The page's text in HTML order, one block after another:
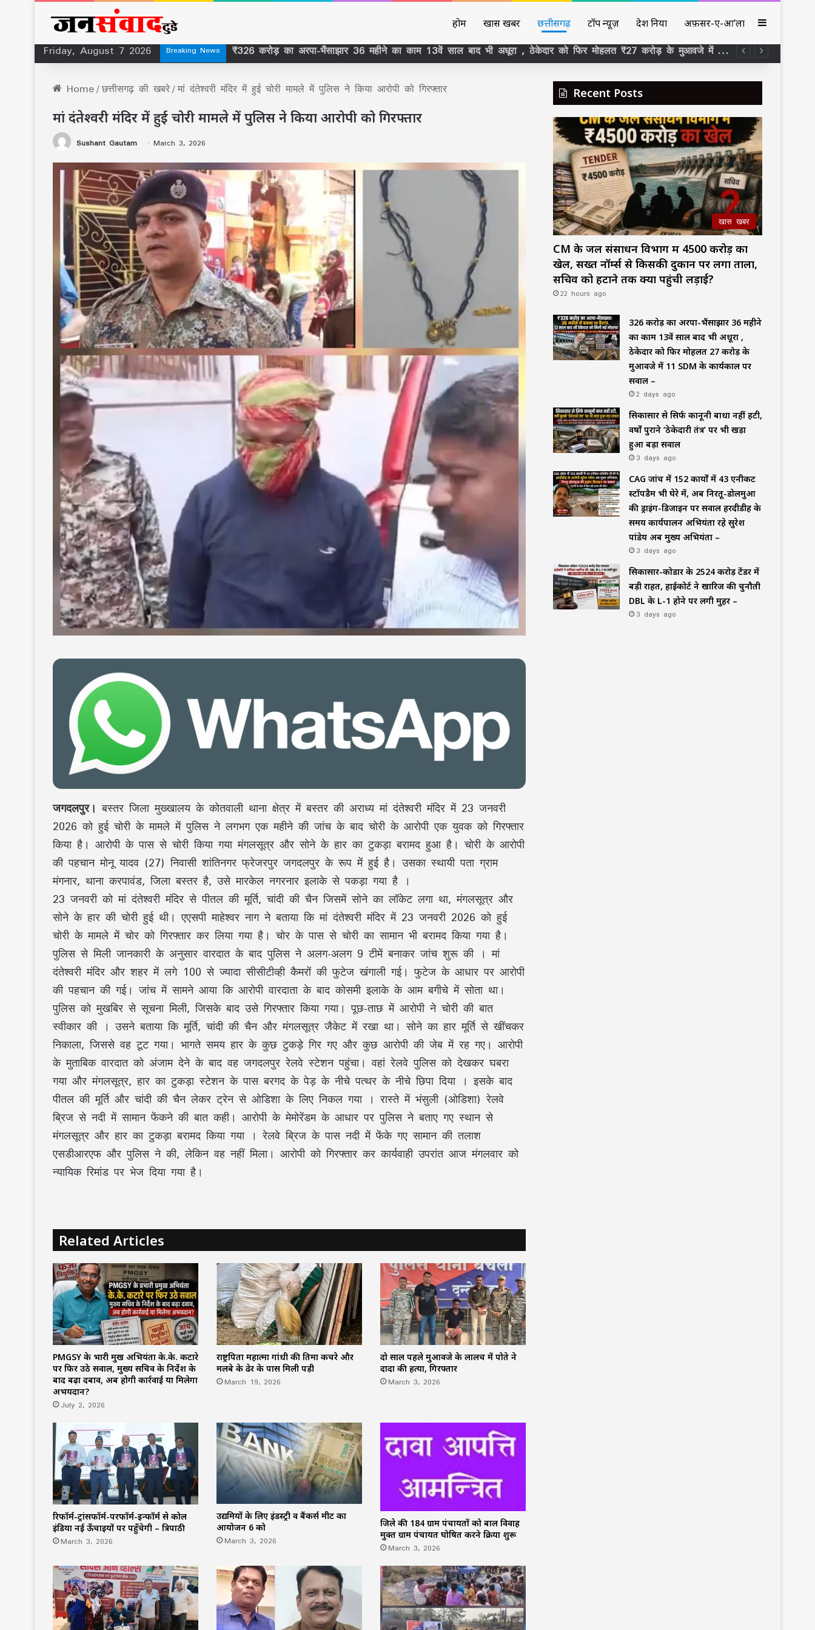
होम खास खबर छत्तीसगढ़ टॉप न्यूज़ देश दुनिया अफ़सर-ए-आ’ला
Sidebar
Friday, August 7 2026
Breaking News
₹326 करोड़ का अरपा-भैंसाझार 36 महीने का काम 13वें साल बाद भी अधूरा , ठेकेदार को फिर मोहलत ₹27 करोड़ के मुआवजे में 11 SDM के कार्यकाल पर सवाल –
Home/छत्तीसगढ़ की खबरे/मां दंतेश्वरी मंदिर में हुई चोरी मामले में पुलिस ने किया आरोपी को गिरफ्तार
मां दंतेश्वरी मंदिर में हुई चोरी मामले में पुलिस ने किया आरोपी को गिरफ्तार
Sushant Gautam March 3, 2026
जगदलपुर। बस्तर जिला मुख्खालय के कोतवाली थाना क्षेत्र में बस्तर की अराध्य मां दंतेश्वरी मंदिर में 23 जनवरी
2026 को हुई चोरी के मामले में पुलिस ने लगभग एक महीने की जांच के बाद चोरी के आरोपी एक युवक को गिरफ्तार
किया है। आरोपी के पास से चोरी किया गया मंगलसूत्र और सोने के हार का टुकड़ा बरामद हुआ है। चोरी के आरोपी
की पहचान मोनू यादव (27) निवासी शांतिनगर फ्रेजरपुर जगदलपुर के रूप में हुई है। उसका स्थायी पता ग्राम
मंगनार, थाना करपावंड, जिला बस्तर है, उसे मारकेल नगरनार इलाके से पकड़ा गया है ।
23 जनवरी को मां दंतेश्वरी मंदिर से पीतल की मूर्ति, चांदी की चैन जिसमें सोने का लॉकेट लगा था, मंगलसूत्र और
सोने के हार की चोरी हुई थी। एएसपी माहेश्वर नाग ने बताया कि मां दंतेश्वरी मंदिर में 23 जनवरी 2026 को हुई
चोरी के मामले में चोर को गिरफ्तार कर लिया गया है। चोर के पास से चोरी का सामान भी बरामद किया गया है।
पुलिस से मिली जानकारी के अनुसार वारदात के बाद पुलिस ने अलग-अलग 9 टीमें बनाकर जांच शुरू की । मां
दंतेश्वरी मंदिर और शहर में लगे 100 से ज्यादा सीसीटीव्ही कैमरों की फुटेज खंगाली गई। फुटेज के आधार पर आरोपी
की पहचान की गई। जांच में सामने आया कि आरोपी वारदाता के बाद कोसमी इलाके के आम बगीचे में सोता था।
पुलिस को मुखबिर से सूचना मिली, जिसके बाद उसे गिरफ्तार किया गया। पूछ-ताछ में आरोपी ने चोरी की बात
स्वीकार की । उसने बताया कि मूर्ति, चांदी की चैन और मंगलसूत्र जैकेट में रखा था। सोने का हार मूर्ति से खींचकर
निकाला, जिससे वह टूट गया। भागते समय हार के कुछ टुकड़े गिर गए और कुछ आरोपी की जेब में रह गए। आरोपी
के मुताबिक वारदात को अंजाम देने के बाद वह जगदलपुर रेलवे स्टेशन पहुंचा। वहां रेलवे पुलिस को देखकर घबरा
गया और मंगलसूत्र, हार का टुकड़ा स्टेशन के पास बरगद के पेड़ के नीचे पत्थर के नीचे छिपा दिया । इसके बाद
पीतल की मूर्ति और चांदी की चैन लेकर ट्रेन से ओडिशा के लिए निकल गया । रास्ते में भंसुली (ओडिशा) रेलवे
ब्रिज से नदी में सामान फेंकने की बात कही। आरोपी के मेमोरेंडम के आधार पर पुलिस ने बताए गए स्थान से
मंगलसूत्र और हार का टुकड़ा बरामद किया गया । रेलवे ब्रिज के पास नदी में फेंके गए सामान की तलाश
एसडीआरएफ और पुलिस ने की, लेकिन वह नहीं मिला। आरोपी को गिरफ्तार कर कार्यवाही उपरांत आज मंगलवार को
न्यायिक रिमांड पर भेज दिया गया है।
Related Articles
PMGSY के प्रभारी प्रमुख अभियंता के.के. कटारे
पर फिर उठे सवाल, मुख्य सचिव के निर्देश के
बाद बढ़ा दबाव, अब होगी कार्रवाई या मिलेगा
अभयदान?
July 2, 2026
राष्ट्रपिता महात्मा गांधी की प्रतिमा कचरे और
मलबे के ढेर के पास मिली पड़ी
March 19, 2026
दो साल पहले मुआवजे के लालच में पोते ने
दादा की हत्या, गिरफ्तार
March 3, 2026
रिफॉर्म-ट्रांसफॉर्म-परफॉर्म-इन्फॉर्म से कोल
इंडिया नई ऊँचाइयों पर पहुँचेगी – त्रिपाठी
March 3, 2026
उद्यमियों के लिए इंडस्ट्री व बैंकर्स मीट का
आयोजन 6 को
March 3, 2026
जिले की 184 ग्राम पंचायतों को बाल विवाह
मुक्त ग्राम पंचायत घोषित करने प्रक्रिया शुरू
March 3, 2026
Recent Posts
खास खबर
CM के जल संसाधन विभाग में ₹4500 करोड़ का
खेल, सख्त नॉर्म्स से किसकी दुकान पर लगा ताला,
सचिव को हटाने तक क्यों पहुंची लड़ाई?
22 hours ago
₹326 करोड़ का अरपा-भैंसाझार 36 महीने
का काम 13वें साल बाद भी अधूरा ,
ठेकेदार को फिर मोहलत ₹27 करोड़ के
मुआवजे में 11 SDM के कार्यकाल पर
सवाल –
2 days ago
सिकासार से सिर्फ कानूनी बाधा नहीं हटी,
वर्षों पुराने ‘ठेकेदारी तंत्र’ पर भी खड़ा
हुआ बड़ा सवाल
3 days ago
CAG जांच में 152 कार्यों में 43 एनीकट
स्टॉपडैम भी घेरे में, अब निरतू-डोलमुआ
की ड्राइंग-डिजाइन पर सवाल हरदीडीह के
समय कार्यपालन अभियंता रहे सुरेश
पांडेय अब मुख्य अभियंता –
3 days ago
सिकासार-कोडार के ₹2524 करोड़ टेंडर में
बड़ी राहत, हाईकोर्ट ने खारिज की चुनौती
DBL के L-1 होने पर लगी मुहर –
3 days ago